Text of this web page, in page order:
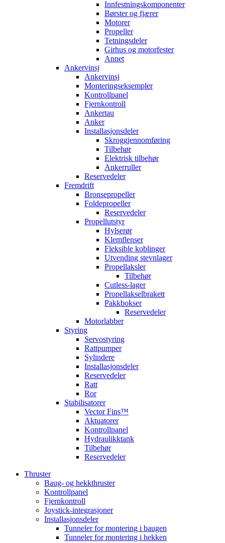
Innfestningskomponenter
Børster og fjærer
Motorer
Propeller
Tetningsdeler
Girhus og motorfester
Annet
Ankervinsj
Ankervinsj
Monteringseksempler
Kontrollpanel
Fjernkontroll
Ankertau
Anker
Installasjonsdeler
Skroggjennomføring
Tilbehør
Elektrisk tilbehør
Ankerruller
Reservedeler
Fremdrift
Bronsepropeller
Foldepropeller
Reservedeler
Propellutstyr
Hylserør
Klemflenser
Fleksible koblinger
Utvending stevnlager
Propellaksler
Tilbehør
Cutless-lager
Propellakselbrakett
Pakkbokser
Reservedeler
Motorlabber
Styring
Servostyring
Rattpumper
Sylindere
Installasjonsdeler
Reservedeler
Ratt
Ror
Stabilisatorer
Vector Fins™
Aktuatorer
Kontrollpanel
Hydraulikktank
Tilbehør
Reservedeler
Thruster
Baug- og hekkthruster
Kontrollpanel
Fjernkontroll
Joystick-integrasjoner
Installasjonsdeler
Tunneler for montering i baugen
Tunneler for montering i hekken